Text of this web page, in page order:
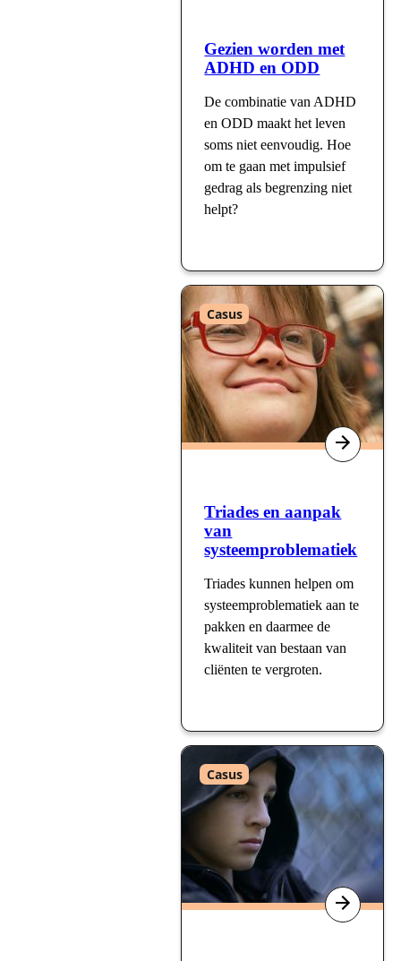
Gezien worden met
ADHD en ODD
De combinatie van ADHD
en ODD maakt het leven
soms niet eenvoudig. Hoe
om te gaan met impulsief
gedrag als begrenzing niet
helpt?
Triades en aanpak
van
systeemproblematiek
Triades kunnen helpen om
systeemproblematiek aan te
pakken en daarmee de
kwaliteit van bestaan van
cliënten te vergroten.
Type
:
Casus
Type
:
Casus